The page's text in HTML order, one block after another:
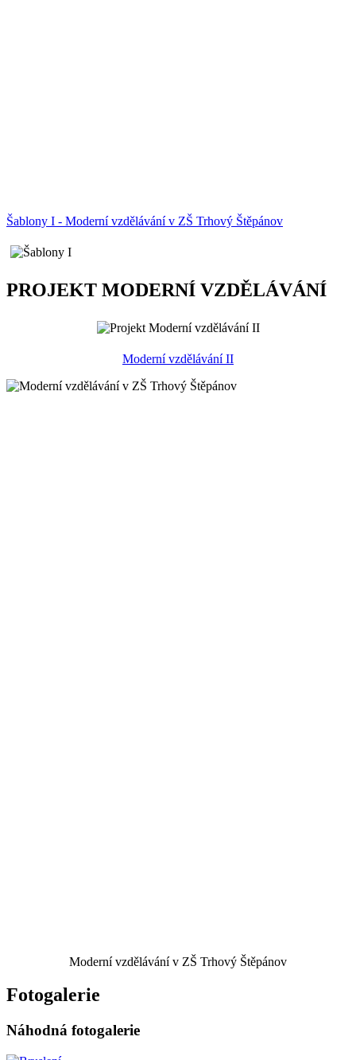
Šablony I - Moderní vzdělávání v ZŠ Trhový Štěpánov
PROJEKT MODERNÍ VZDĚLÁVÁNÍ
Moderní vzdělávání II
Moderní vzdělávání v ZŠ Trhový Štěpánov
Fotogalerie
Náhodná fotogalerie